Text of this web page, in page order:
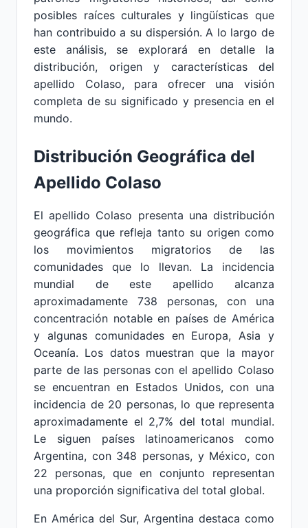
posibles raíces culturales y lingüísticas que
han contribuido a su dispersión. A lo largo de
este análisis, se explorará en detalle la
distribución, origen y características del
apellido Colaso, para ofrecer una visión
completa de su significado y presencia en el
mundo.
Distribución Geográfica del
Apellido Colaso
El apellido Colaso presenta una distribución
geográfica que refleja tanto su origen como
los movimientos migratorios de las
comunidades que lo llevan. La incidencia
mundial de este apellido alcanza
aproximadamente 738 personas, con una
concentración notable en países de América
y algunas comunidades en Europa, Asia y
Oceanía. Los datos muestran que la mayor
parte de las personas con el apellido Colaso
se encuentran en Estados Unidos, con una
incidencia de 20 personas, lo que representa
aproximadamente el 2,7% del total mundial.
Le siguen países latinoamericanos como
Argentina, con 348 personas, y México, con
22 personas, que en conjunto representan
una proporción significativa del total global.
En América del Sur, Argentina destaca como